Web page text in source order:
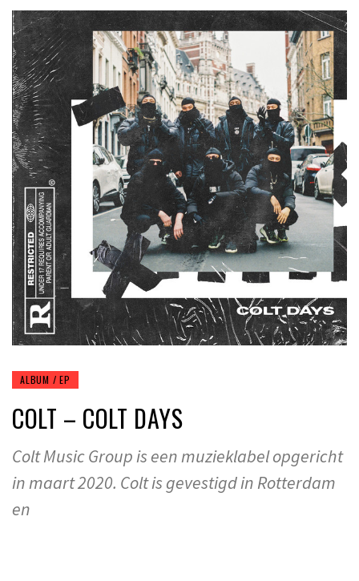
ALBUM / EP
COLT – COLT DAYS
Colt Music Group is een muzieklabel opgericht
in maart 2020. Colt is gevestigd in Rotterdam
en